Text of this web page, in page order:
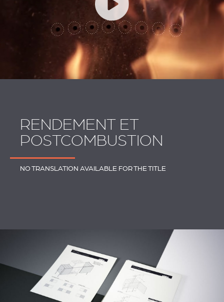
RENDEMENT ET
POSTCOMBUSTION
NO TRANSLATION AVAILABLE FOR THE TITLE